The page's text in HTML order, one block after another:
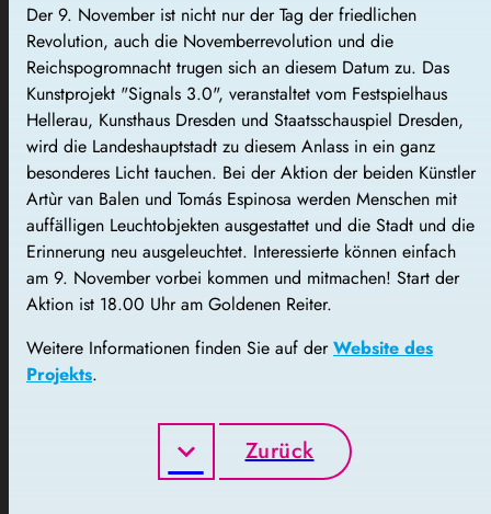
Der 9. November ist nicht nur der Tag der friedlichen
Revolution, auch die Novemberrevolution und die
Reichspogromnacht trugen sich an diesem Datum zu. Das
Kunstprojekt "Signals 3.0", veranstaltet vom Festspielhaus
Hellerau, Kunsthaus Dresden und Staatsschauspiel Dresden,
wird die Landeshauptstadt zu diesem Anlass in ein ganz
besonderes Licht tauchen. Bei der Aktion der beiden Künstler
Artùr van Balen und Tomás Espinosa werden Menschen mit
auffälligen Leuchtobjekten ausgestattet und die Stadt und die
Erinnerung neu ausgeleuchtet. Interessierte können einfach
am 9. November vorbei kommen und mitmachen! Start der
Aktion ist 18.00 Uhr am Goldenen Reiter.
Weitere Informationen finden Sie auf derWebsite des
Projekts.
Zurück